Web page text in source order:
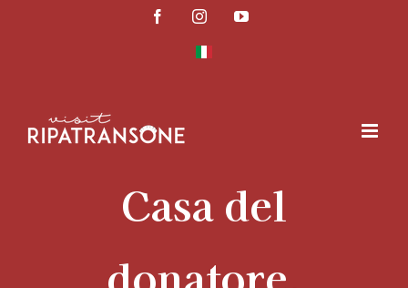
FacebookInstagramYouTube
Casa del